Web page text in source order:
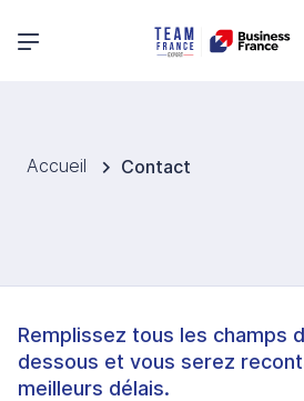
Menu principal
Accueil Contact
Remplissez tous les champs
dessous et vous serez
meilleurs délais.